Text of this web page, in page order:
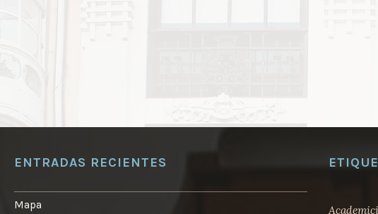
ENTRADAS RECIENTES
Mapa